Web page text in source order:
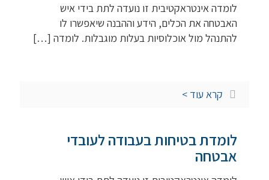
לומדה אינטראקטיבית זו נועדה לתת בידי איש
האבטחה את הכלים, הידע וההבנה שיאפשרו לו
להתנהל מול אוכלוסיות בעלות מוגבלות. לומדה […]
קרא עוד >
לומדת בטיחות בעבודה לעובדי
אבטחה